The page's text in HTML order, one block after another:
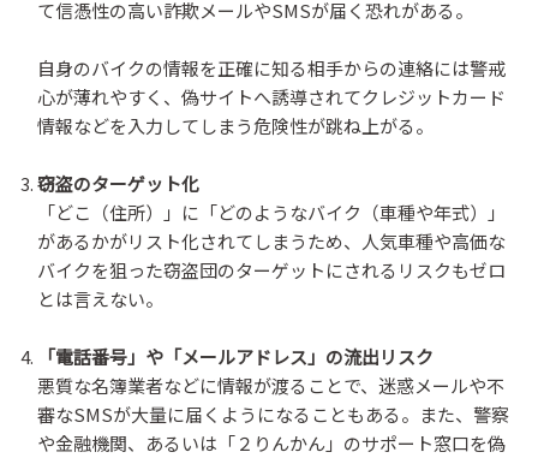
て信憑性の高い詐欺メールやSMSが届く恐れがある。
自身のバイクの情報を正確に知る相手からの連絡には警戒
心が薄れやすく、偽サイトへ誘導されてクレジットカード
情報などを入力してしまう危険性が跳ね上がる。
窃盗のターゲット化
「どこ（住所）」に「どのようなバイク（車種や年式）」
があるかがリスト化されてしまうため、人気車種や高価な
バイクを狙った窃盗団のターゲットにされるリスクもゼロ
とは言えない。
「電話番号」や「メールアドレス」の流出リスク
悪質な名簿業者などに情報が渡ることで、迷惑メールや不
審なSMSが大量に届くようになることもある。また、警察
や金融機関、あるいは「２りんかん」のサポート窓口を偽